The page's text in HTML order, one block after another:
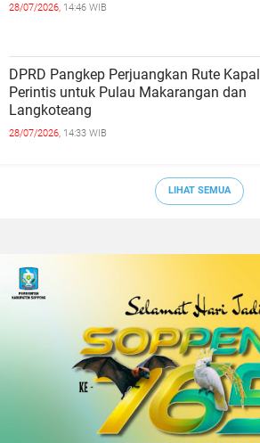
28/07/2026, 14:46 WIB
DPRD Pangkep Perjuangkan Rute Kapal
Perintis untuk Pulau Makarangan dan
Langkoteang
28/07/2026, 14:33 WIB
LIHAT SEMUA